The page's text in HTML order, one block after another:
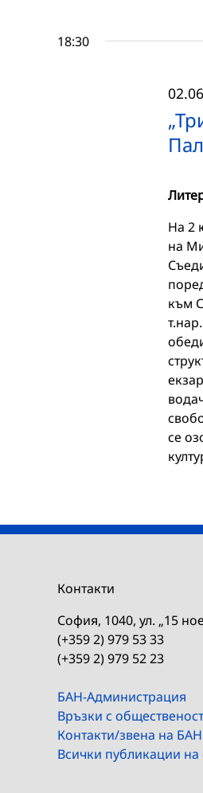
18:30
На 2
на
към
се
Контакти
София, 1040, ул. „15
(+359 2) 979 53 33
(+359 2) 979 52 23
БАН-Администрация
Връзки с
Контакти/звена на БАН
Всички публикации на